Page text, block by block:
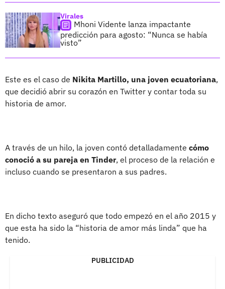
Virales
Mhoni Vidente lanza impactante
predicción para agosto: “Nunca se había
visto”
Este es el caso de Nikita Martillo, una joven ecuatoriana,
que decidió abrir su corazón en Twitter y contar toda su
historia de amor.
A través de un hilo, la joven contó detalladamente cómo
conoció a su pareja en Tinder, el proceso de la relación e
incluso cuando se presentaron a sus padres.
En dicho texto aseguró que todo empezó en el año 2015 y
que esta ha sido la “historia de amor más linda” que ha
tenido.
PUBLICIDAD